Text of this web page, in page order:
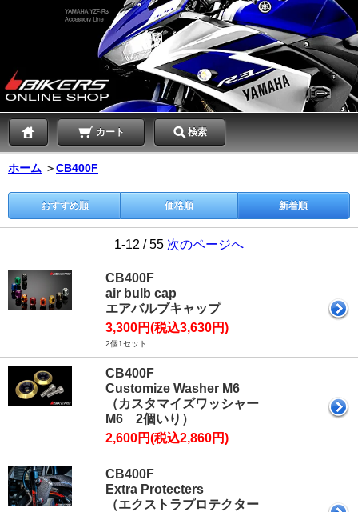
カート 検索
ホーム ＞CB400F
おすすめ順 価格順 新着順
1-12 / 55 次のページへ
CB400F
air bulb cap
エアバルブキャップ
3,300円(税込3,630円)
2個1セット
CB400F
Customize Washer M6
（カスタマイズワッシャー
M6 2個いり）
2,600円(税込2,860円)
CB400F
Extra Protecters
（エクストラプロテクター